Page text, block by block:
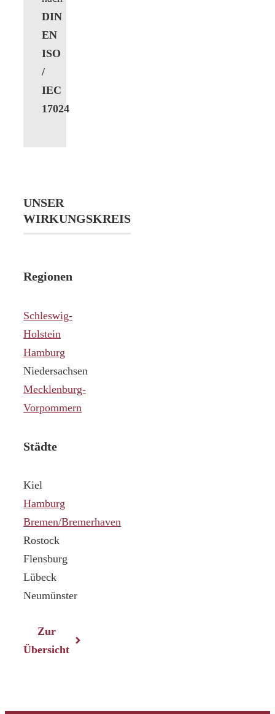
DIN
EN
ISO
/
IEC
17024
UNSER
WIRKUNGSKREIS
Regionen
Schleswig-
Holstein
Hamburg
Niedersachsen
Mecklenburg-
Vorpommern
Städte
Kiel
Hamburg
Bremen/Bremerhaven
Rostock
Flensburg
Lübeck
Neumünster
Zur
Übersicht